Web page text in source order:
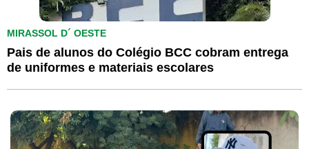
MIRASSOL D´ OESTE
Pais de alunos do Colégio BCC cobram entrega
de uniformes e materiais escolares